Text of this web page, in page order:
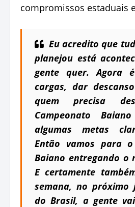
compromissos estaduais
Eu acredito que
planejou está
gente quer. Agora
cargas, dar
quem precisa
Campeonato
algumas metas
Então vamos para o
Baiano entregando o
E certamente
semana, no próximo
do Brasil, a gente